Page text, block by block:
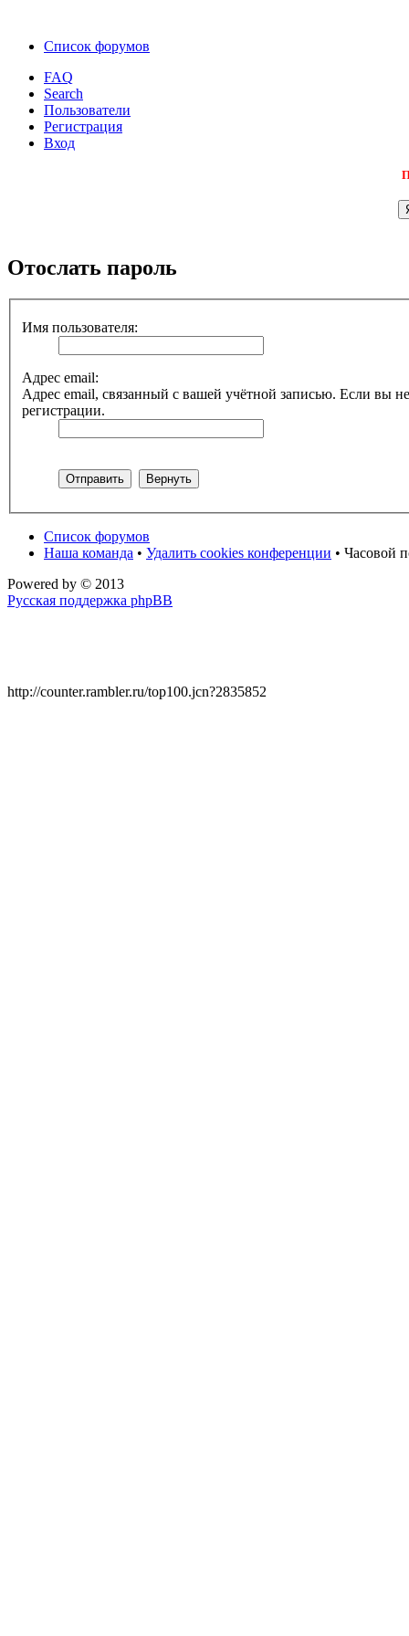
Список форумов
FAQ
Search
Пользователи
Регистрация
Вход
Отослать пароль
Имя пользователя:
Адрес email:
Адрес email, связанный с вашей учётной записью. Если вы
регистрации.
Список форумов
Наша команда • Удалить cookies конференции • Часовой
Powered by © 2013
Русская поддержка phpBB
http://counter.rambler.ru/top100.jcn?2835852